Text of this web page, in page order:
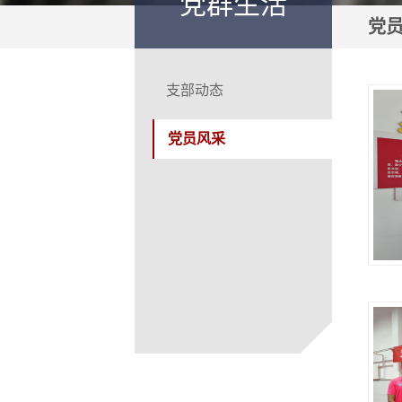
党
支部动态
党员风采